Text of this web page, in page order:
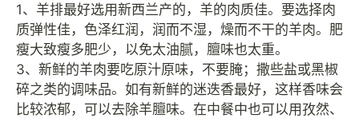
1、羊排最好选用新西兰产的，羊的肉质佳。要选择肉
质弹性佳，色泽红润，润而不湿，燥而不干的羊肉。肥
瘦大致瘦多肥少，以免太油腻，膻味也太重。
3、新鲜的羊肉要吃原汁原味，不要腌；撒些盐或黑椒
碎之类的调味品。如有新鲜的迷迭香最好，这样香味会
比较浓郁，可以去除羊膻味。在中餐中也可以用孜然、